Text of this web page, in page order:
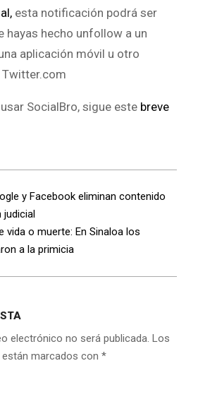
esta notificación podrá ser
hayas hecho unfollow a un
aplicación móvil u otro
Twitter.com
SocialBro, sigue este breve
y Facebook eliminan contenido
judicial
vida o muerte: En Sinaloa los
a la primicia
electrónico no será publicada. Los
marcados con *